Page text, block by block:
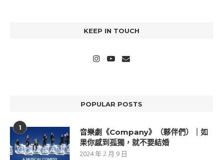
KEEP IN TOUCH
POPULAR POSTS
1
音樂劇《Company》（夥伴們）｜如
果你感到孤獨，就不要結婚
2024 年 2 月 9 日